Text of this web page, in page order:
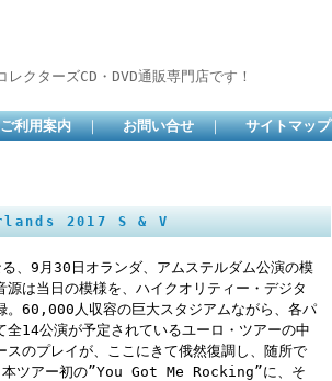
クターズCD・DVD通販専門店です！
ご利用案内 ｜ お問い合せ ｜ サイトマップ
2017 S & V
、9月30日オランダ、アムステルダム公演の模
は当日の模様を、ハイクオリティー・デジタ
。60,000人収容の巨大スタジアムながら、各パ
14公演が予定されているユーロ・ツアーの中
のプレイが、ここにきて俄然復調し、随所で
本ツアー初の”You Got Me Rocking”に、そ